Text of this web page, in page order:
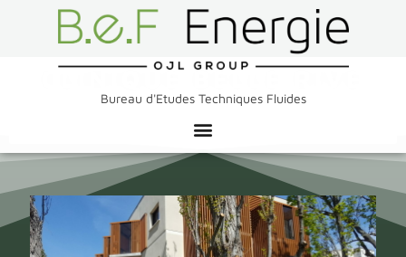
Bureau d'Etudes Techniques Fluides
CLINIQUE BELLE RIVE